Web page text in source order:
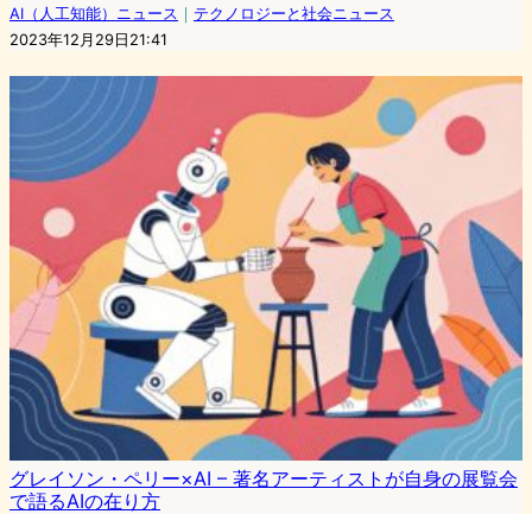
AI（人工知能）ニュース ｜ テクノロジーと社会ニュース
2023年12月29日21:41
グレイソン・ペリー×AI – 著名アーティストが自身の展覧会
で語るAIの在り方